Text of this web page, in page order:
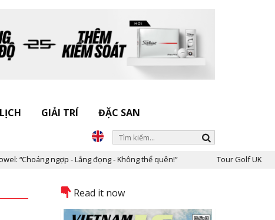
GIẢI TRÍ ĐẶC SAN
- Lắng đọng - Không thể quên!” Tour Golf UK - Scotland: Xem
Read it now